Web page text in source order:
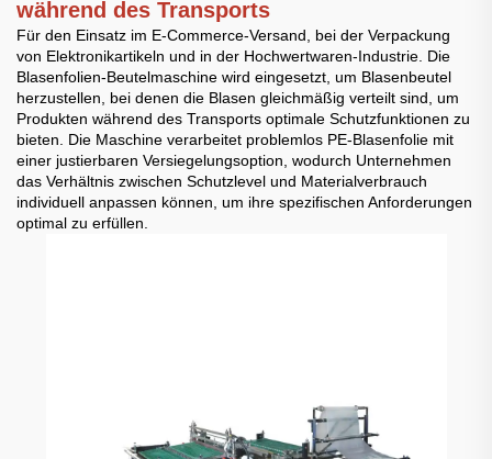
während des Transports
Für den Einsatz im E-Commerce-Versand, bei der Verpackung
von Elektronikartikeln und in der Hochwertwaren-Industrie. Die
Blasenfolien-Beutelmaschine wird eingesetzt, um Blasenbeutel
herzustellen, bei denen die Blasen gleichmäßig verteilt sind, um
Produkten während des Transports optimale Schutzfunktionen zu
bieten. Die Maschine verarbeitet problemlos PE-Blasenfolie mit
einer justierbaren Versiegelungsoption, wodurch Unternehmen
das Verhältnis zwischen Schutzlevel und Materialverbrauch
individuell anpassen können, um ihre spezifischen Anforderungen
optimal zu erfüllen.